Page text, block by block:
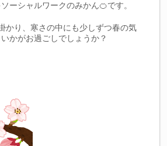
ーシャルワークのみかん🍊です。
かり、寒さの中にも少しずつ春の気
かがお過ごしでしょうか？